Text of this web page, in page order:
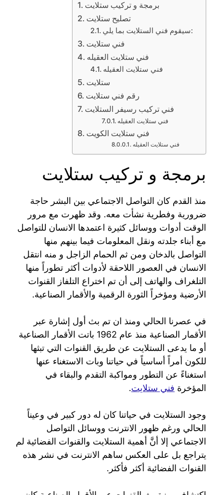
برمجة و تركيب ستلايت
تصليح ستلايت
سيقوم فني الستلايت بما يلي:
فني ستلايت
فني ستلايت العقيله
فني ستلايت العقيله
ستلايت
رقم فني ستلايت
فني تركيب رسيفر الستلايت
فني ستلايت العقيله
فني ستلايت الكويت
فني ستلايت العقيله
برمجة و تركيب ستلايت
منذ القدم كان التواصل الاجتماعي بين البشر حاجة
ضرورية وفطرية نشأت معه. وقد ظهرت مع مرور
الوقت أدوات ووسائل كثيرة اعتمدها الانسان للتواصل
مع أبناء جلدته ونقل المعلومات فيما بينهم منها
التواصل بالدخان ومن ثم الحمام الزاجل و منه انتقل
الانسان في العصور اللاحقة لأدوات أكثر تطوراً منها
التلغراف والهاتف إلى أن تم اختراع التلفاز القنوات
الأرضية ومؤخراً الثورة الرقمية والأقمار الصناعية.
في عصرنا الحالي ومنذ ان تم بث أول إشارة عبر
الأقمار الصناعية منذ عام 1962 باتت الأقمار الصناعية
أو ما يدعى الستلايت عن طريق القنوات التي تبثها
للكون أمراً أساسياً في حياتنا وبات الاستغناء عنها
استغناءً عن التطور ومواكبة التقدم والبقاء في
المؤخرة فني ستلايت.
وجود الستلايت في حياتنا كان له دور كبير في وعيناً
الحالي ورغم ظهور الانترنت ووسائل التواصل
الاجتماعي إلا أنَّ أهمية الستلايت والقنوات الفضائية لم
يتراجع بل على العكس ساهم الانترنت في نشر هذه
القنوات الفضائية أكثر فأكثر.